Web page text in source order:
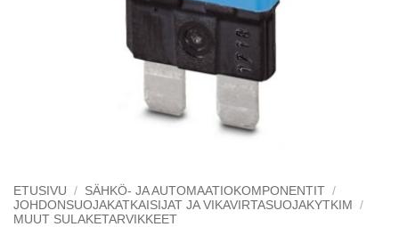
ETUSIVU / SÄHKÖ- JA AUTOMAATIOKOMPONENTIT /
JOHDONSUOJAKATKAISIJAT JA VIKAVIRTASUOJAKYTKIM
/
MUUT SULAKETARVIKKEET